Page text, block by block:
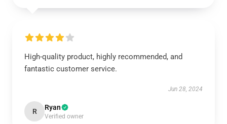
High-quality product, highly recommended, and
fantastic customer service.
Jun 28, 2024
R Ryan
Verified owner